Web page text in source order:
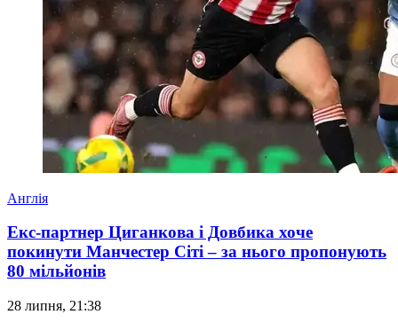
Англія
Екс-партнер Циганкова і Довбика хоче
покинути Манчестер Сіті – за нього пропонують
80 мільйонів
28 липня, 21:38